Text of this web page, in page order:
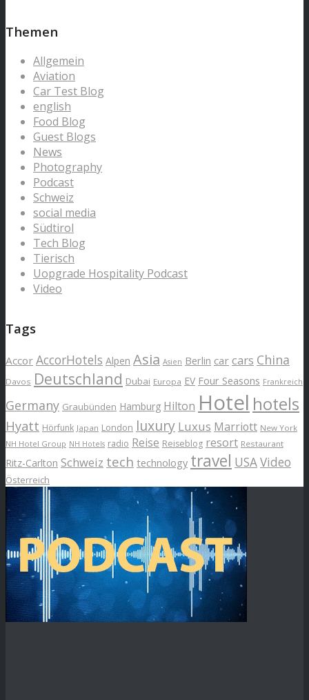
Themen
Allgemein
Aviation
Car Test Blog
english
Food Blog
Guest Blogs
News
Photography
Podcast
Schweiz
social media
Südtirol
Tech Blog
Tierisch
Uopgrade Hospitality Podcast
Video
Tags
Accor AccorHotels Alpen Asia Asien Berlin car cars China
Davos Deutschland Dubai Europa EV Four Seasons Frankreich
Germany Graubünden Hamburg Hilton Hotel hotels
Hyatt Hörfunk Japan London luxury Luxus Marriott New York
NH Hotel Group NH Hotels radio Reise Reiseblog resort Restaurant
Ritz-Carlton Schweiz tech technology travel USAVideo
Österreich